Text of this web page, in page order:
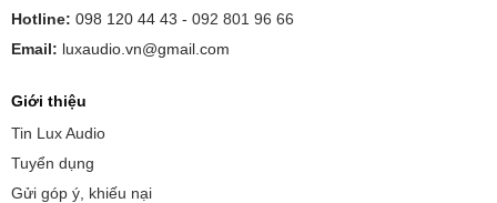
Hotline: 098 120 44 43 - 092 801 96 66
Email: luxaudio.vn@gmail.com
Giới thiệu
Tin Lux Audio
Tuyển dụng
Gửi góp ý, khiếu nại